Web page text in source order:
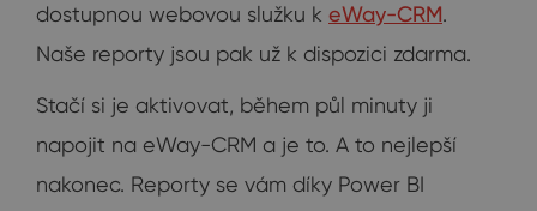
dostupnou webovou služku k eWay-CRM.
Naše reporty jsou pak už k dispozici zdarma.
Stačí si je aktivovat, během půl minuty ji
napojit na eWay-CRM a je to. A to nejlepší
nakonec. Reporty se vám díky Power BI